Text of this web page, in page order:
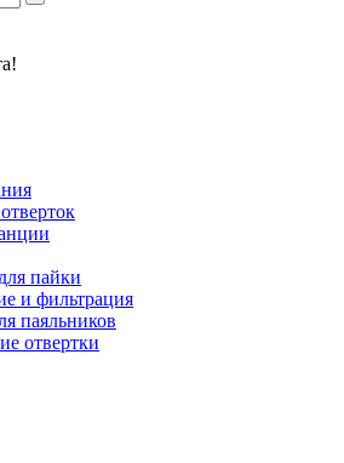
пайки
и фильтрация
паяльников
отвертки